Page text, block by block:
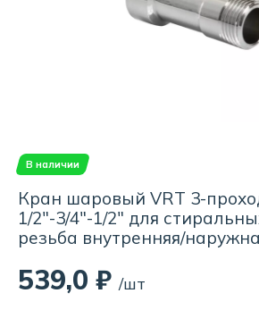
В наличии
Кран шаровый VRT 3-
1/2"-3/4"-1/2" для
резьба внутренняя/
539,0 ₽ /шт